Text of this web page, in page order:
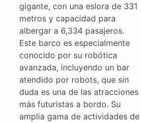
gigante, con una eslora de 331
metros y capacidad para
albergar a 6,334 pasajeros.
Este barco es especialmente
conocido por su robótica
avanzada, incluyendo un bar
atendido por robots, que sin
duda es una de las atracciones
más futuristas a bordo. Su
amplia gama de actividades de